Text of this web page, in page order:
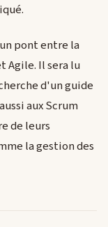
pont entre la
Agile. Il sera lu
d'un guide
aux Scrum
de leurs
la gestion des